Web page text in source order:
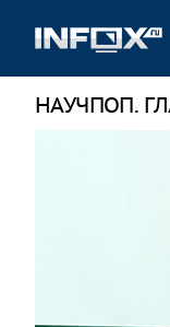
НАУЧПОП.